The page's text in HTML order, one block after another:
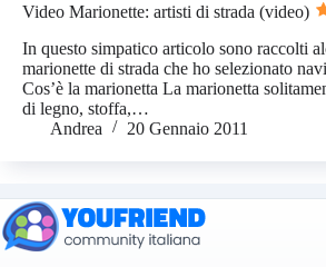
Video Marionette: artisti di strada (video)
In questo simpatico articolo sono raccolti
marionette di strada che ho selezionato
Cos’è la marionetta La marionetta
di legno, stoffa,…
Andrea
20 Gennaio 2011